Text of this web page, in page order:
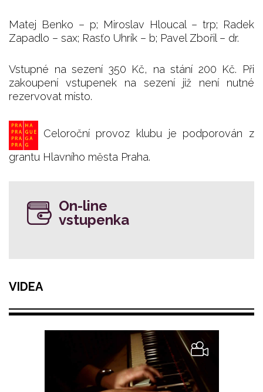
Matej Benko – p; Miroslav Hloucal – trp; Radek
Zapadlo – sax; Rasťo Uhrík – b; Pavel Zbořil – dr.
Vstupné na sezení 350 Kč, na stání 200 Kč. Při
zakoupení vstupenek na sezení již není nutné
rezervovat místo.
Celoroční provoz klubu je podporován z
grantu Hlavního města Praha.
On-line
vstupenka
VIDEA